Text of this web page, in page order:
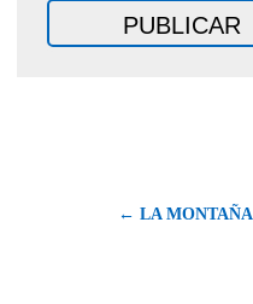
← LA MONTAÑA